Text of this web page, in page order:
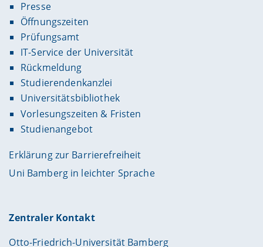
Presse
Öffnungszeiten
Prüfungsamt
IT-Service der Universität
Rückmeldung
Studierendenkanzlei
Universitätsbibliothek
Vorlesungszeiten & Fristen
Studienangebot
Erklärung zur Barrierefreiheit
Uni Bamberg in leichter Sprache
Zentraler Kontakt
Otto-Friedrich-Universität Bamberg